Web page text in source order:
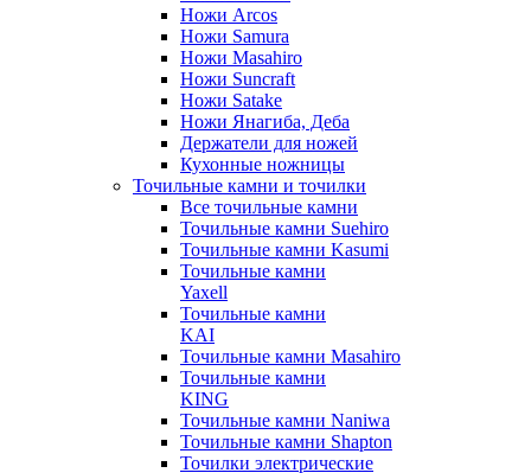
Ножи Arcos
Ножи Samura
Ножи Masahiro
Ножи Suncraft
Ножи Satake
Ножи Янагиба, Деба
Держатели для ножей
Кухонные ножницы
Точильные камни и точилки
Все точильные камни
Точильные камни Suehiro
Точильные камни Kasumi
Точильные камни
Yaxell
Точильные камни
KAI
Точильные камни Masahiro
Точильные камни
KING
Точильные камни Naniwa
Точильные камни Shapton
Точилки электрические